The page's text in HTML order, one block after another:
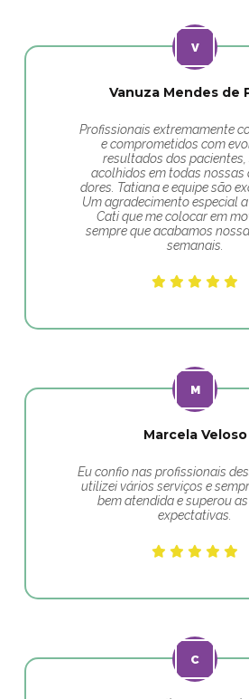
Vanuza Mendes de
Profissionais extremamente
e comprometidos com
resultados dos pacientes,
acolhidos em todas nossas
dores. Tatiana e equipe são
Um agradecimento especial a
Cati que me colocar em
sempre que acabamos
semanais.
Marcela Veloso
Eu confio nas profissionais
utilizei vários serviços e
bem atendida e superou
expectativas.